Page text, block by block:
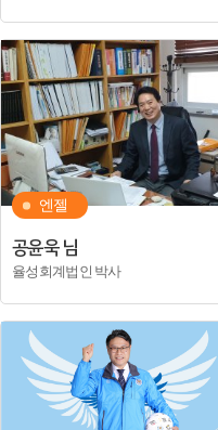
엔젤
공윤욱 님
율성회계법인 박사